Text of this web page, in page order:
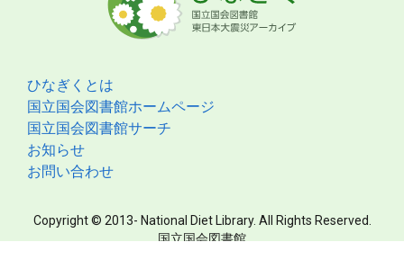
ひなぎくとは
国立国会図書館ホームページ
国立国会図書館サーチ
お知らせ
お問い合わせ
Copyright © 2013- National Diet Library. All Rights Reserved.